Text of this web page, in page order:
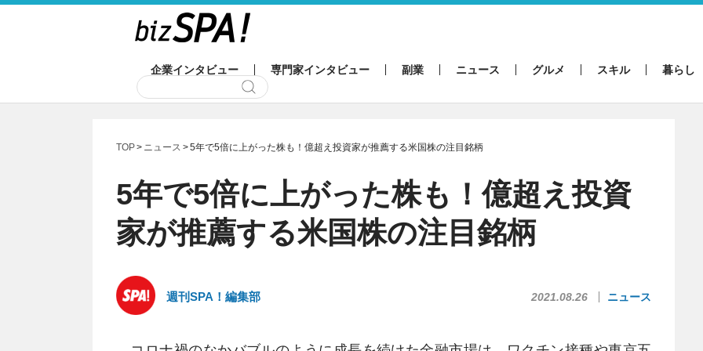
企業インタビュー 専門家インタビュー 副業 ニュース グルメ スキル 暮らし
TOP ニュース 5年で5倍に上がった株も！億超え投資家が推薦する米国株の注目銘柄
5年で5倍に上がった株も！億超え投資
家が推薦する米国株の注目銘柄
週刊SPA！編集部 2021.08.26 ニュース